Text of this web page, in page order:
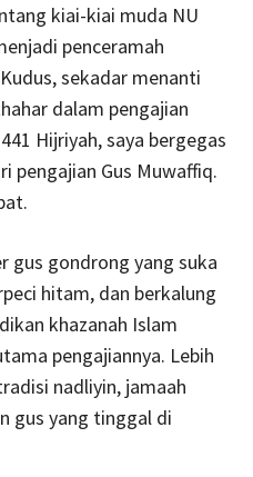
kiai-kiai muda NU
penceramah
sekadar menanti
dalam pengajian
Hijriyah, saya bergegas
pengajian Gus Muwaffiq.
gus gondrong yang suka
hitam, dan berkalung
khazanah Islam
pengajiannya. Lebih
nadliyin, jamaah
gus yang tinggal di